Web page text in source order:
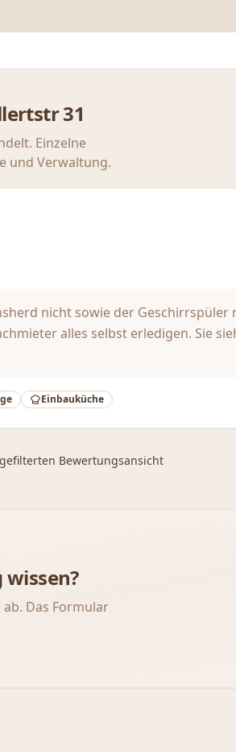
31
Einzelne
und Verwaltung.
nicht sowie der Geschirrspüler
alles selbst erledigen. Sie
Einbauküche
Bewertungsansicht
Das Formular